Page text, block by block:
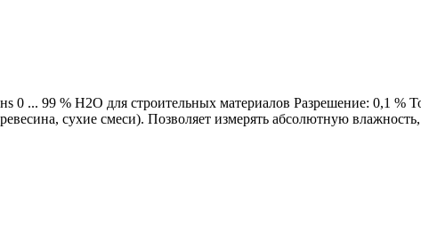
0 ... 99 % H2O для строительных материалов Разрешение: 0,1 %
сухие смеси). Позволяет измерять абсолютную